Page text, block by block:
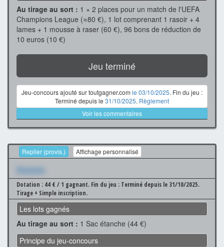
Au tirage au sort : 1 × 2 places pour un match de l'UEFA
Champions League (≈80 €), 1 lot comprenant 1 rasoir + 4
lames + 1 mousse à raser (60 €), 96 bons de réduction de
10 euros (10 €)
Jeu terminé
Jeu-concours ajouté sur toutgagner.com le 03/10/2025. Fin du jeu :
Terminé depuis le 31/10/2025. Règlement
Voir les commentaires
Replier (provis.) Affichage personnalisé
Xxxxxxx
Dotation : 44 € / 1 gagnant. Fin du jeu : Terminé depuis le 31/10/2025.
Tirage + Simple inscription.
Les lots gagnés
Au tirage au sort : 1 Sac étanche (44 €)
Principe du jeu-concours